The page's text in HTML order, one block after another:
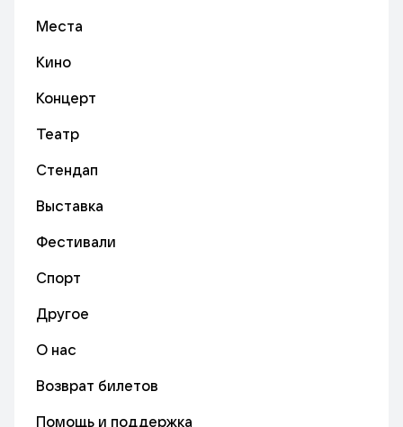
Места
Кино
Концерт
Театр
Стендап
Выставка
Фестивали
Спорт
Другое
О нас
Возврат билетов
Помощь и поддержка